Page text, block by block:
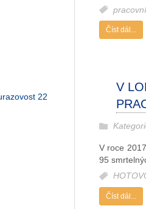
Číst dál...
V
V roce
95
Číst dál...